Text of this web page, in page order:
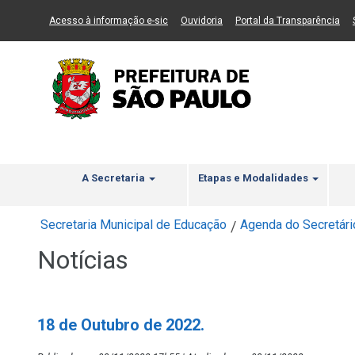
Ir ao Conteúdo Ir para menu principal 2 Ir para busca
Acesso à informação e-sic(Link para um novo sítio)
Ouvidoria (Link para um novo sítio)
Portal da Transparência
A Secretaria Etapas e Modalidades
Secretaria Municipal de Educação / Agenda do
Notícias
18 de Outubro de 2022.